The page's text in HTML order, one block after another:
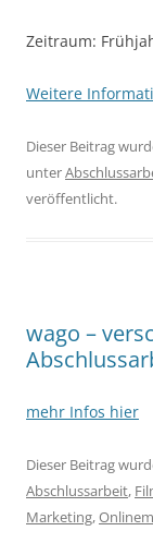
Zeitraum:
Weitere
Dieser Beitrag
unter
veröffentlicht.
wago –
mehr Infos hier
Dieser Beitrag
Abschlussarbeit,
Marketing,